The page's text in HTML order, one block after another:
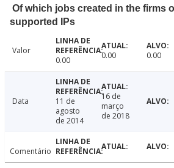
Of which jobs created in the firms
supported IPs
Valor
0.00
0.00 0.00
Data
11 de
agosto
de 2014
16 de
março
de 2018
Comentário